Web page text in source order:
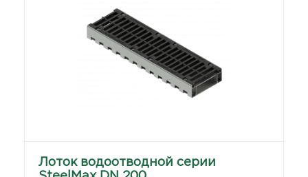
Лоток водоотводной серии